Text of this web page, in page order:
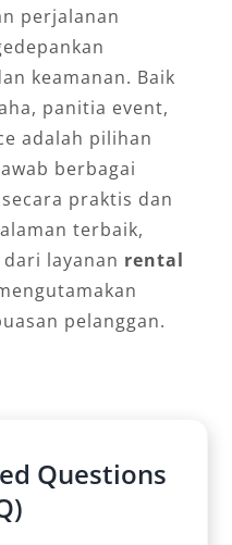
perjalanan
keamanan. Baik
panitia event,
adalah pilihan
berbagai
praktis dan
terbaik,
layanan rental
pelanggan.
Questions